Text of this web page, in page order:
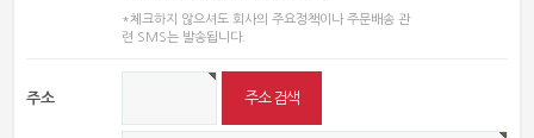
*체크하지 않으셔도 회사의 주요정책이나 주문배송 관
련 SMS는 발송됩니다.
주소 주소 검색